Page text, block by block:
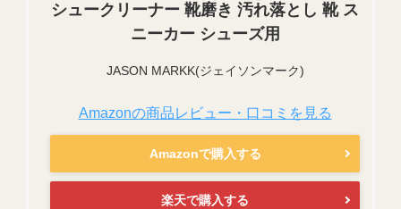
シュークリーナー 靴磨き 汚れ落とし 靴 ス
ニーカー シューズ用
JASON MARKK(ジェイソンマーク)
Amazonの商品レビュー・口コミを見る
Amazonで購入する
楽天で購入する